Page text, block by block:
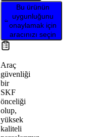
Bu ürünün
uygunluğunu
onaylamak için
aracınızı seçin
Araç
güvenliği
bir
SKF
önceliği
olup,
yüksek
kaliteli